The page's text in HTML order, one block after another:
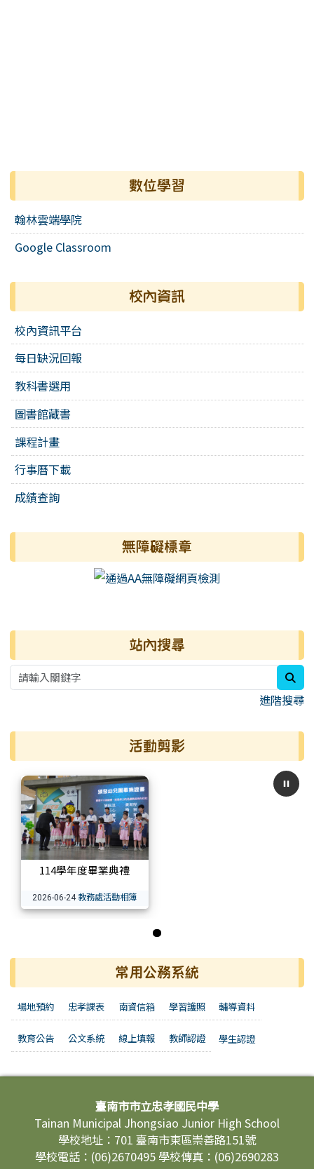
數位學習
翰林雲端學院
Google Classroom
校內資訊
校內資訊平台
每日缺況回報
教科書選用
圖書館藏書
課程計畫
行事曆下載
成績查詢
無障礙標章
右邊區域內容 站內搜尋
進階搜尋
活動剪影
114學年度畢業典禮
2026-06-24 教務處活動相簿
常用公務系統
場地預約 忠孝課表 南資信箱 學習護照 輔導資料
教育公告 公文系統 線上填報 教師認證 學生認證
頁尾區域內容臺南市市立忠孝國民中學
Tainan Municipal Jhongsiao Junior High School
學校地址：701 臺南市東區崇善路151號
學校電話：(06)2670495 學校傳真：(06)2690283